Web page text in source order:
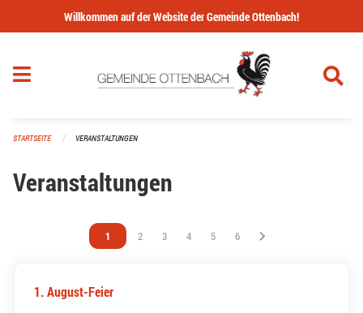
Navigation überspringen
Willkommen auf der Website der Gemeinde Ottenbach!
STARTSEITE VERANSTALTUNGEN
Veranstaltungen
Vous êtes sur la page
1 Vous êtes sur la page
2 Vous êtes sur la page
3 Vous êtes sur la page
4 Vous êtes sur la page
5 Vous êtes sur la page
6
1. August-Feier